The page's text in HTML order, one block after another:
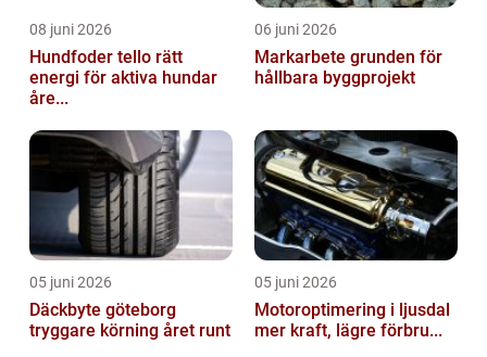
08 juni 2026
Hundfoder tello rätt
energi för aktiva hundar
åre...
06 juni 2026
Markarbete grunden för
hållbara byggprojekt
05 juni 2026
Däckbyte göteborg
tryggare körning året runt
05 juni 2026
Motoroptimering i ljusdal
mer kraft, lägre förbru...